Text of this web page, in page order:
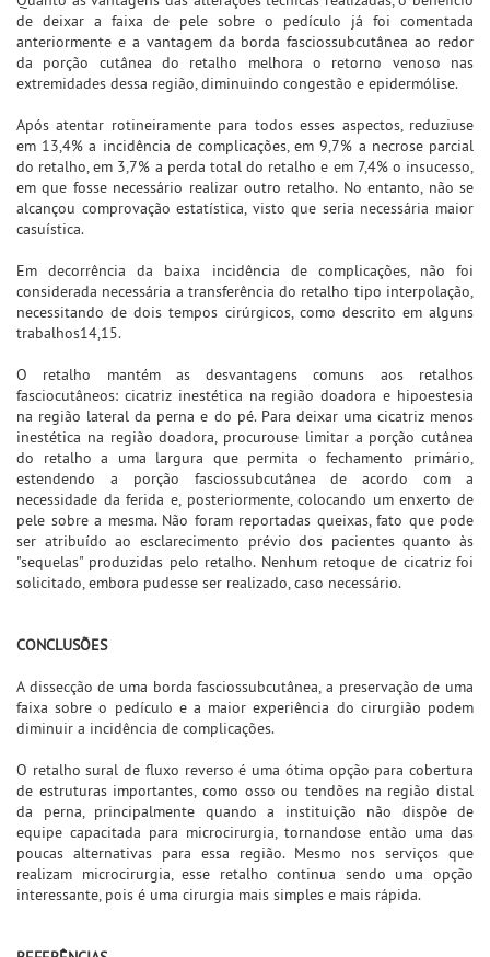
de deixar a faixa de pele sobre o pedículo já foi comentada
anteriormente e a vantagem da borda fasciossubcutânea ao redor
da porção cutânea do retalho melhora o retorno venoso nas
extremidades dessa região, diminuindo congestão e epidermólise.
Após atentar rotineiramente para todos esses aspectos, reduziuse
em 13,4% a incidência de complicações, em 9,7% a necrose parcial
do retalho, em 3,7% a perda total do retalho e em 7,4% o insucesso,
em que fosse necessário realizar outro retalho. No entanto, não se
alcançou comprovação estatística, visto que seria necessária maior
casuística.
Em decorrência da baixa incidência de complicações, não foi
considerada necessária a transferência do retalho tipo interpolação,
necessitando de dois tempos cirúrgicos, como descrito em alguns
trabalhos14,15.
O retalho mantém as desvantagens comuns aos retalhos
fasciocutâneos: cicatriz inestética na região doadora e hipoestesia
na região lateral da perna e do pé. Para deixar uma cicatriz menos
inestética na região doadora, procurouse limitar a porção cutânea
do retalho a uma largura que permita o fechamento primário,
estendendo a porção fasciossubcutânea de acordo com a
necessidade da ferida e, posteriormente, colocando um enxerto de
pele sobre a mesma. Não foram reportadas queixas, fato que pode
ser atribuído ao esclarecimento prévio dos pacientes quanto às
"sequelas" produzidas pelo retalho. Nenhum retoque de cicatriz foi
solicitado, embora pudesse ser realizado, caso necessário.
CONCLUSÕES
A dissecção de uma borda fasciossubcutânea, a preservação de uma
faixa sobre o pedículo e a maior experiência do cirurgião podem
diminuir a incidência de complicações.
O retalho sural de fluxo reverso é uma ótima opção para cobertura
de estruturas importantes, como osso ou tendões na região distal
da perna, principalmente quando a instituição não dispõe de
equipe capacitada para microcirurgia, tornandose então uma das
poucas alternativas para essa região. Mesmo nos serviços que
realizam microcirurgia, esse retalho continua sendo uma opção
interessante, pois é uma cirurgia mais simples e mais rápida.